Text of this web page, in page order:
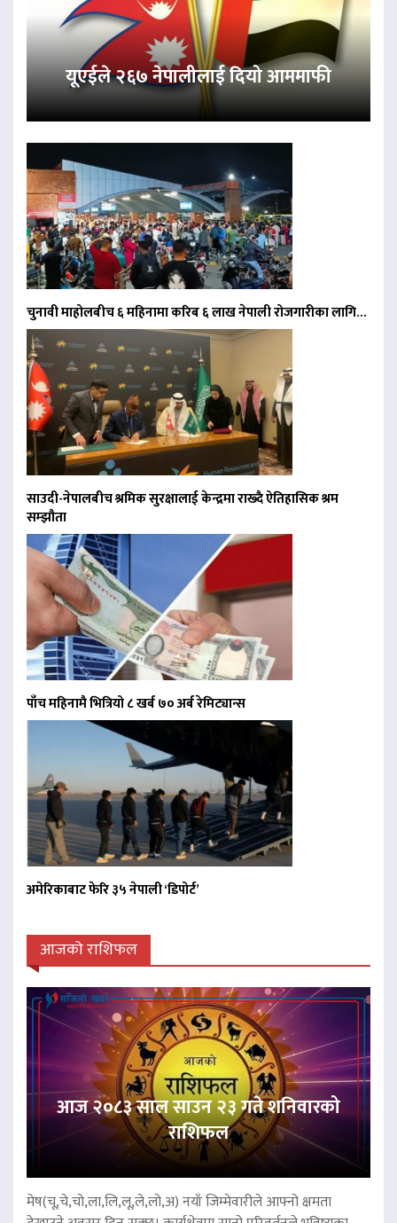
यूएईले २६७ नेपालीलाई दियो आममाफी
चुनावी माहोलबीच ६ महिनामा करिब ६ लाख नेपाली रोजगारीका लागि…
साउदी-नेपालबीच श्रमिक सुरक्षालाई केन्द्रमा राख्दै ऐतिहासिक श्रम
सम्झौता
पाँच महिनामै भित्रियो ८ खर्ब ७० अर्ब रेमिट्यान्स
अमेरिकाबाट फेरि ३५ नेपाली ‘डिपोर्ट’
आजको राशिफल
आज २०८३ साल साउन २३ गते शनिवारको
राशिफल
मेष(चू,चे,चो,ला,लि,लू,ले,लो,अ) नयाँ जिम्मेवारीले आफ्नो क्षमता